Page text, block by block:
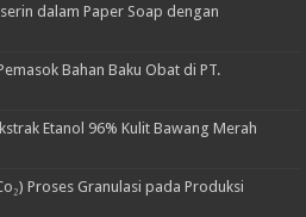
dalam Paper Soap dengan
Bahan Baku Obat di PT.
Etanol 96% Kulit Bawang Merah
Proses Granulasi pada Produksi